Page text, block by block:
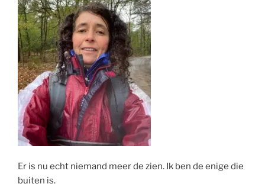
Er is nu echt niemand meer de zien. Ik ben de enige die
buiten is.